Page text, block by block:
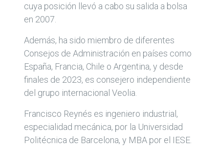
cuya posición llevó a cabo su salida a bolsa
en 2007.
Además, ha sido miembro de diferentes
Consejos de Administración en países como
España, Francia, Chile o Argentina, y desde
finales de 2023, es consejero independiente
del grupo internacional Veolia.
Francisco Reynés es ingeniero industrial,
especialidad mecánica, por la Universidad
Politécnica de Barcelona, y MBA por el IESE.